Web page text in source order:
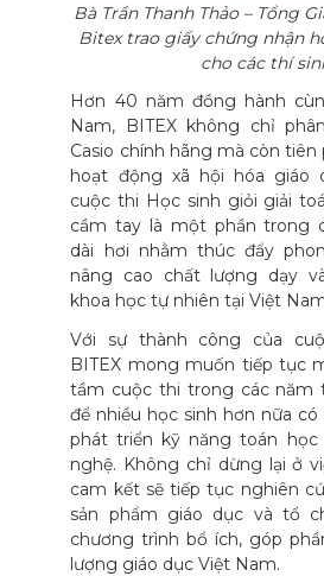
Bà Trần Thanh Thảo – Tổng
Bitex trao giấy chứng nhận
cho các thí
Hơn 40 năm đồng hành
Nam, BITEX không chỉ
Casio chính hãng mà còn
hoạt động xã hội hóa giáo
cuộc thi Học sinh giỏi giải
cầm tay là một phần trong
dài hơi nhằm thúc đẩy
nâng cao chất lượng dạy
khoa học tự nhiên tại Việt
Với sự thành công của
BITEX mong muốn tiếp tục
tầm cuộc thi trong các năm
để nhiều học sinh hơn nữa
phát triển kỹ năng toán
nghệ. Không chỉ dừng lại ở
cam kết sẽ tiếp tục nghiên
sản phẩm giáo dục và tổ
chương trình bổ ích, góp
lượng giáo dục Việt Nam.